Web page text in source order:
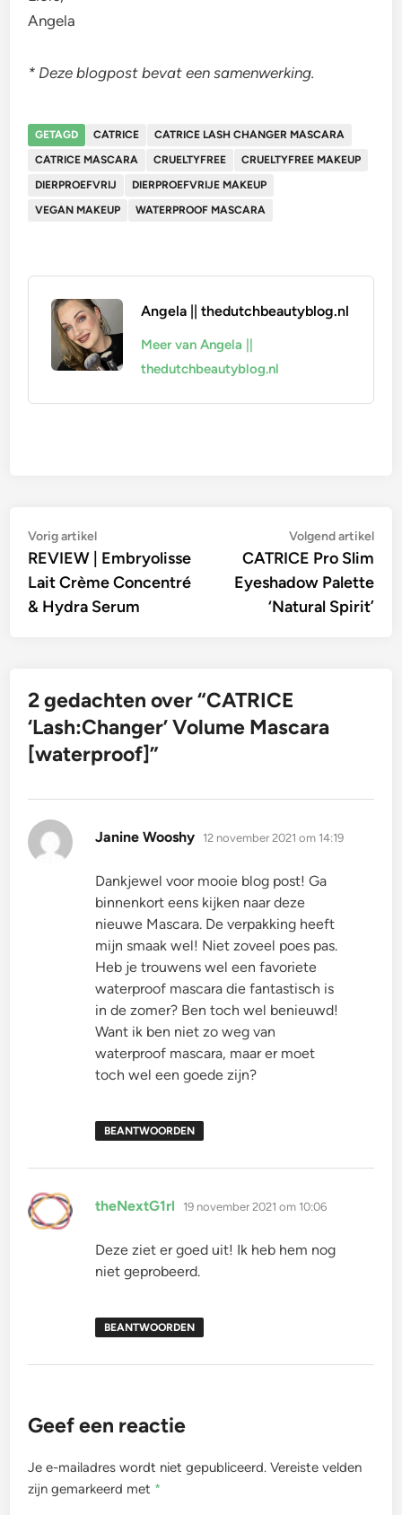
Angela
* Deze blogpost bevat een samenwerking.
GETAGD CATRICE
CATRICE LASH CHANGER MASCARA
CATRICE MASCARA
CRUELTYFREE
CRUELTYFREE MAKEUP
DIERPROEFVRIJ
DIERPROEFVRIJE MAKEUP
VEGAN MAKEUP
WATERPROOF MASCARA
Angela || thedutchbeautyblog.nl
Meer van Angela ||
thedutchbeautyblog.nl
Bericht
navigatie
Vorig artikelVorig
artikel:
REVIEW | Embryolisse
Lait Crème Concentré
& Hydra Serum
Volgend artikel
CATRICE Pro Slim
Eyeshadow Palette
‘Natural Spirit’
2 gedachten over “CATRICE
‘Lash:Changer’ Volume Mascara
[waterproof]”
Janine Wooshy schreef:
12 november 2021 om 14:19
Dankjewel voor mooie blog post! Ga
binnenkort eens kijken naar deze
nieuwe Mascara. De verpakking heeft
mijn smaak wel! Niet zoveel poes pas.
Heb je trouwens wel een favoriete
waterproof mascara die fantastisch is
in de zomer? Ben toch wel benieuwd!
Want ik ben niet zo weg van
waterproof mascara, maar er moet
toch wel een goede zijn?
BEANTWOORDEN
theNextG1rl schreef:
19 november 2021 om 10:06
Deze ziet er goed uit! Ik heb hem nog
niet geprobeerd.
BEANTWOORDEN
Geef een reactie
Je e-mailadres wordt niet gepubliceerd. Vereiste velden
zijn gemarkeerd met *